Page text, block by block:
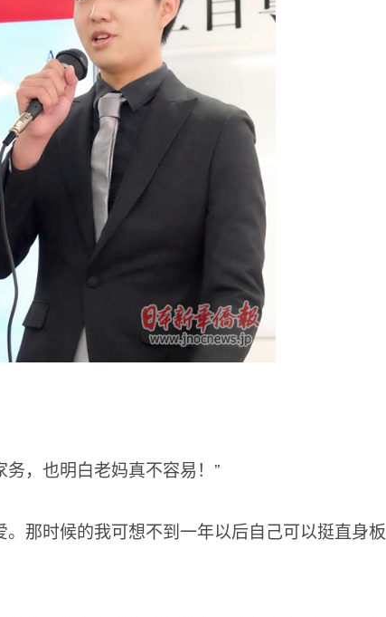
，也明白老妈真不容易！”
那时候的我可想不到一年以后自己可以挺直身板